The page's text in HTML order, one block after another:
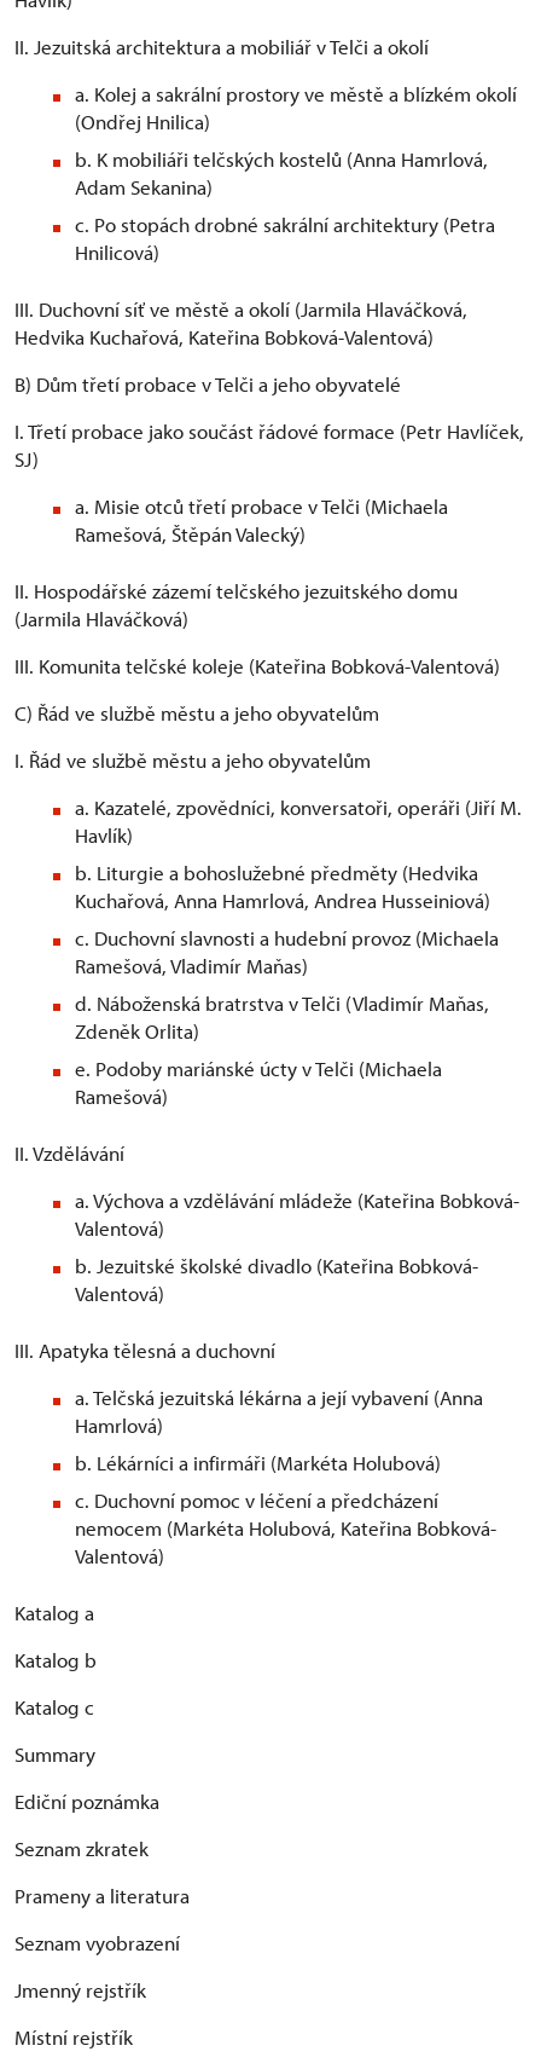
II. Jezuitská architektura a mobiliář v Telči a okolí
a. Kolej a sakrální prostory ve městě a blízkém okolí
(Ondřej Hnilica)
b. K mobiliáři telčských kostelů (Anna Hamrlová,
Adam Sekanina)
c. Po stopách drobné sakrální architektury (Petra
Hnilicová)
III. Duchovní síť ve městě a okolí (Jarmila Hlaváčková,
Hedvika Kuchařová, Kateřina Bobková-Valentová)
B) Dům třetí probace v Telči a jeho obyvatelé
I. Třetí probace jako součást řádové formace (Petr Havlíček,
SJ)
a. Misie otců třetí probace v Telči (Michaela
Ramešová, Štěpán Valecký)
II. Hospodářské zázemí telčského jezuitského domu
(Jarmila Hlaváčková)
III. Komunita telčské koleje (Kateřina Bobková-Valentová)
C) Řád ve službě městu a jeho obyvatelům
I. Řád ve službě městu a jeho obyvatelům
a. Kazatelé, zpovědníci, konversatoři, operáři (Jiří M.
Havlík)
b. Liturgie a bohoslužebné předměty (Hedvika
Kuchařová, Anna Hamrlová, Andrea Husseiniová)
c. Duchovní slavnosti a hudební provoz (Michaela
Ramešová, Vladimír Maňas)
d. Náboženská bratrstva v Telči (Vladimír Maňas,
Zdeněk Orlita)
e. Podoby mariánské úcty v Telči (Michaela
Ramešová)
II. Vzdělávání
a. Výchova a vzdělávání mládeže (Kateřina Bobková-
Valentová)
b. Jezuitské školské divadlo (Kateřina Bobková-
Valentová)
III. Apatyka tělesná a duchovní
a. Telčská jezuitská lékárna a její vybavení (Anna
Hamrlová)
b. Lékárníci a infirmáři (Markéta Holubová)
c. Duchovní pomoc v léčení a předcházení
nemocem (Markéta Holubová, Kateřina Bobková-
Valentová)
Katalog a
Katalog b
Katalog c
Summary
Ediční poznámka
Seznam zkratek
Prameny a literatura
Seznam vyobrazení
Jmenný rejstřík
Místní rejstřík